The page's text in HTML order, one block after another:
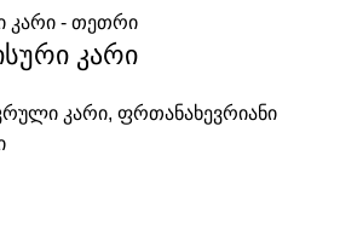
კარი
კარი, ფრთანახევრიანი